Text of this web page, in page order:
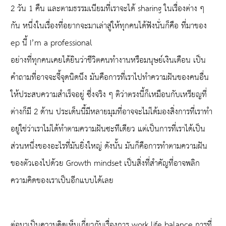
2 วัน 1 คืน และตามธรรมเนียมที่เราจะได้ sharing ในเรื่องต่าง ๆ
กัน หนึ่งในเรื่องที่อยากจะมาเล่าสู่ให้ทุกคนได้ฟังนั่นก็คือ ที่มาของ
ep นี้ I’m a professional
อย่างที่ทุกคนเคยได้ยินว่าชีวิตคนทำงานหรือมนุษย์เงินเดือน เป็น
คำถามที่อาจจะจี้จุดนิดนึง มันคือการที่เราไปทำความฝันของคนอื่น
ให้ประสบความสำเร็จอยู่ ซึ่งจริง ๆ ติว่าตรงนี้ก็เหมือนกับเหรียญที่
ต่างก็มี 2 ด้าน ประเด็นนี้มีหลายมุมที่อาจจะไม่ได้มองสิ่งการที่เราทำ
อยู่ใช่ว่าเราไม่ได้ทำตามความฝันซะทีเดียว แต่เป็นการที่เราได้เป็น
ส่วนหนึ่งของอะไรที่มันยิ่งใหญ่ ดังนั้น มันก็คือการทำตามความฝัน
ของตัวเองไปด้วย Growth mindset เป็นสิ่งที่สำคัญที่อาจพลิก
ความคิดของเราเป็นอีกแบบได้เลย